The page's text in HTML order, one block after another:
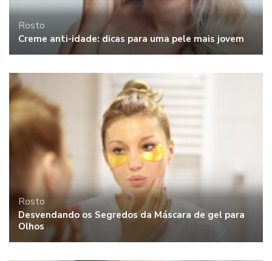
Rosto
Creme anti-idade: dicas para uma pele mais jovem
Rosto
Desvendando os Segredos da Máscara de gel para
Olhos